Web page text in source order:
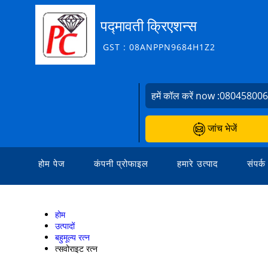
पद्मावती क्रिएशन्स
GST : 08ANPPN9684H1Z2
हमें कॉल करें now :
जांच भेजें
होम पेज कंपनी प्रोफाइल हमारे उत्पाद
होम
उत्पादों
बहुमूल्य रत्न
त्सवोराइट रत्न